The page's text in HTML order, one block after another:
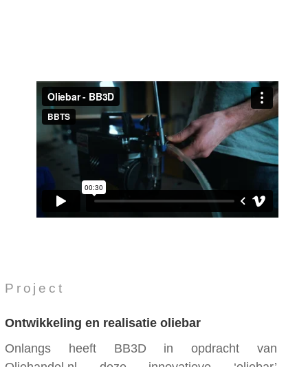
Project
Ontwikkeling en realisatie oliebar
Onlangs heeft BB3D in opdracht van